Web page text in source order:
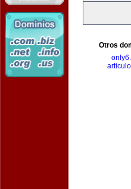
Otros